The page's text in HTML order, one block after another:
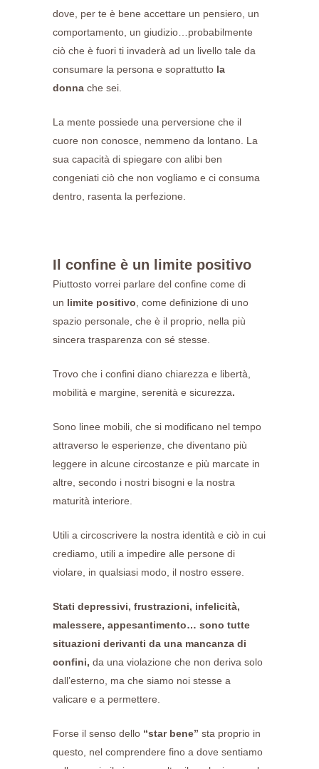
dove, per te è bene accettare un pensiero, un
comportamento, un giudizio…probabilmente
ciò che è fuori ti invaderà ad un livello tale da
consumare la persona e soprattutto la
donna che sei.
La mente possiede una perversione che il
cuore non conosce, nemmeno da lontano. La
sua capacità di spiegare con alibi ben
congeniati ciò che non vogliamo e ci consuma
dentro, rasenta la perfezione.
Il confine è un limite positivo
Piuttosto vorrei parlare del confine come di
un limite positivo , come definizione di uno
spazio personale, che è il proprio, nella più
sincera trasparenza con sé stesse.
Trovo che i confini diano chiarezza e libertà,
mobilità e margine, serenità e sicurezza.
Sono linee mobili, che si modificano nel tempo
attraverso le esperienze, che diventano più
leggere in alcune circostanze e più marcate in
altre, secondo i nostri bisogni e la nostra
maturità interiore.
Utili a circoscrivere la nostra identità e ciò in cui
crediamo, utili a impedire alle persone di
violare, in qualsiasi modo, il nostro essere.
Stati depressivi, frustrazioni, infelicità,
malessere, appesantimento… sono tutte
situazioni derivanti da una mancanza di
confini, da una violazione che non deriva solo
dall’esterno, ma che siamo noi stesse a
valicare e a permettere.
Forse il senso dello “star bene” sta proprio in
questo, nel comprendere fino a dove sentiamo